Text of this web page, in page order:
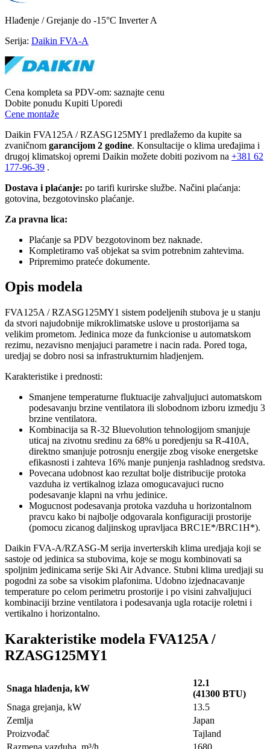
Hlađenje / Grejanje do -15°C Inverter A
Serija: Daikin FVA-A
Cena kompleta sa PDV-om: saznajte cenu
Dobite ponudu Kupiti Uporedi
Cene montaže
Daikin FVA125A / RZASG125MY1 predlažemo da kupite sa
zvaničnom garancijom 2 godine. Konsultacije o klima uređajima i
drugoj klimatskoj opremi Daikin možete dobiti pozivom na +381 62
177-96-39 .
Dostava i plaćanje: po tarifi kurirske službe. Načini plaćanja:
gotovina, bezgotovinsko plaćanje.
Za pravna lica:
Plaćanje sa PDV bezgotovinom bez naknade.
Kompletiramo vaš objekat sa svim potrebnim zahtevima.
Pripremimo prateće dokumente.
Opis modela
FVA125A / RZASG125MY1 sistem podeljenih stubova je u stanju
da stvori najudobnije mikroklimatske uslove u prostorijama sa
velikim prometom. Jedinica moze da funkcionise u automatskom
rezimu, nezavisno menjajuci parametre i nacin rada. Pored toga,
uredjaj se dobro nosi sa infrastrukturnim hladjenjem.
Karakteristike i prednosti:
Smanjene temperaturne fluktuacije zahvaljujuci automatskom
podesavanju brzine ventilatora ili slobodnom izboru izmedju 3
brzine ventilatora.
Kombinacija sa R-32 Bluevolution tehnologijom smanjuje
uticaj na zivotnu sredinu za 68% u poredjenju sa R-410A,
direktno smanjuje potrosnju energije zbog visoke energetske
efikasnosti i zahteva 16% manje punjenja rashladnog sredstva.
Povecana udobnost kao rezultat bolje distribucije protoka
vazduha iz vertikalnog izlaza omogucavajuci rucno
podesavanje klapni na vrhu jedinice.
Mogucnost podesavanja protoka vazduha u horizontalnom
pravcu kako bi najbolje odgovarala konfiguraciji prostorije
(pomocu zicanog daljinskog upravljaca BRC1E*/BRC1H*).
Daikin FVA-A/RZASG-M serija inverterskih klima uredjaja koji se
sastoje od jedinica sa stubovima, koje se mogu kombinovati sa
spoljnim jedinicama serije Ski Air Advance. Stubni klima uredjaji su
pogodni za sobe sa visokim plafonima. Udobno izjednacavanje
temperature po celom perimetru prostorije i po visini zahvaljujuci
kombinaciji brzine ventilatora i podesavanja ugla rotacije roletni i
vertikalno i horizontalno.
Karakteristike modela FVA125A /
RZASG125MY1
Snaga hlađenja, kW
12.1
(41300 BTU)
Snaga grejanja, kW
13.5
Zemlja
Japan
Proizvođač
Tajland